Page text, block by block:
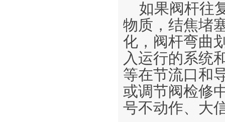
如果阀杆往
物质，结焦堵
化，阀杆弯曲
入运行的系统
等在节流口和
或调节阀检修
号不动作、大